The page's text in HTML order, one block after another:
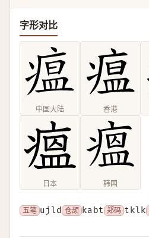
字形对比
中国大陆 香港
日本 韩国
五笔 ujld 仓颉 kabt 郑码 tklk